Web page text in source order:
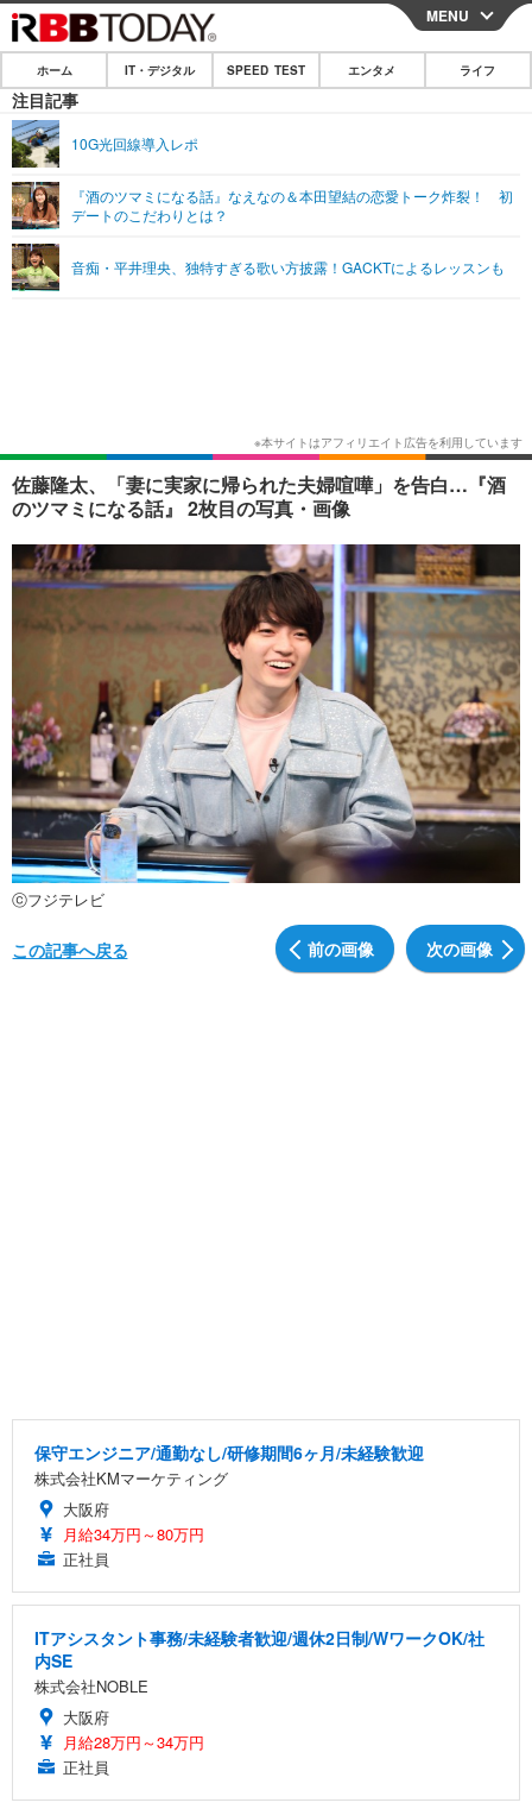
CLOSE
ホーム
IT・デジタル
ネタ
ショッピング その他
SPEED TEST
エンタメ
エンタメTOP 映画・ドラマ
ショッピング その他
ライフ
MENU
ホーム IT・デジタル SPEED TEST エンタメ ライフ
注目記事
10G光回線導入レポ
『酒のツマミになる話』なえなの＆本田望結の恋愛トーク炸裂！ 初
デートのこだわりとは？
音痴・平井理央、独特すぎる歌い方披露！GACKTによるレッスンも
佐藤隆太、「妻に実家に帰られた夫婦喧嘩」を告白…『酒
のツマミになる話』 2枚目の写真・画像
ⓒフジテレビ
前の画像 次の画像
この記事へ戻る
保守エンジニア/通勤なし/研修期間6ヶ月/未経験歓迎
株式会社KMマーケティング
大阪府
月給34万円～80万円
正社員
ITアシスタント事務/未経験者歓迎/週休2日制/WワークOK/社
内SE
株式会社NOBLE
大阪府
月給28万円～34万円
正社員